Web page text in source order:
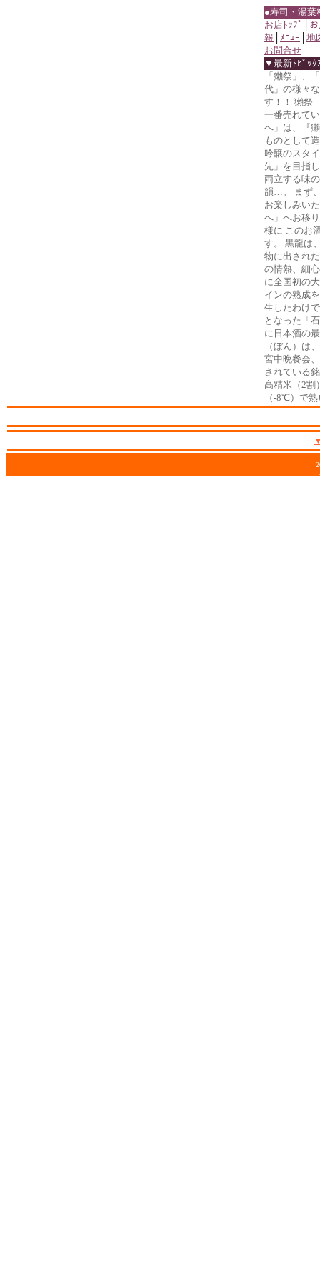
●寿司・湯
お店ﾄｯﾌﾟ
報
ﾒﾆｭｰ
地
お問合せ
▼最新ﾄﾋﾟｯｸ
「獺祭」、
代」の様々
す！！ 獺祭
一番売れて
へ」は、『
ものとして
吟醸のスタ
先」を目指
両立する味
韻…。 まず
お楽しみい
へ」へお移
様に このお
す。 黒龍は
物に出され
の情熱、細
に全国初の
インの熟成
生したわけ
となった「
に日本酒の
（ぼん）は
宮中晩餐会
されている
高精米（2割
（-8℃）で